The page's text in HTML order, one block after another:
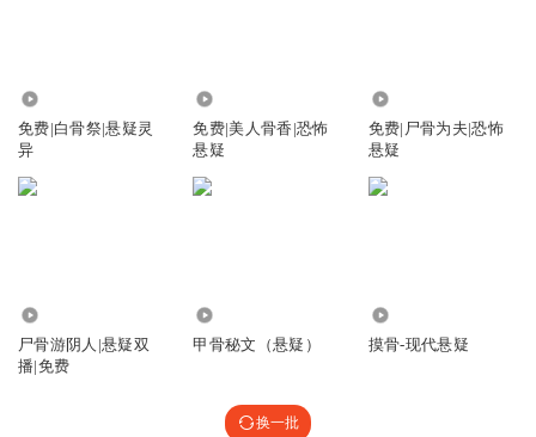
免费|白骨祭|悬疑灵
异
免费|美人骨香|恐怖
悬疑
免费|尸骨为夫|恐怖
悬疑
尸骨游阴人|悬疑双
播|免费
甲骨秘文（悬疑） 摸骨-现代悬疑
换一批